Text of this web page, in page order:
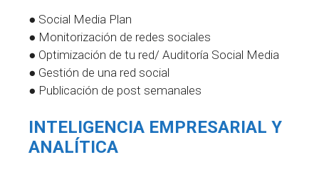
● Social Media Plan
● Monitorización de redes sociales
● Optimización de tu red/ Auditoría Social Media
● Gestión de una red social
● Publicación de post semanales
INTELIGENCIA EMPRESARIAL Y
ANALÍTICA